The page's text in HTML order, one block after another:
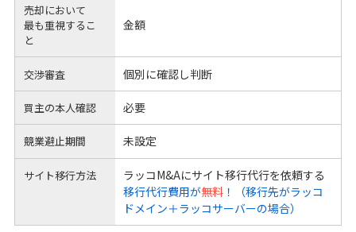
売却において
最も重視するこ
と
金額
交渉審査 個別に確認し判断
買主の本人確認 必要
競業避止期間 未設定
サイト移行方法
ラッコM&Aにサイト移行代行を依頼する
移行代行費用が無料！（移行先がラッコ
ドメイン＋ラッコサーバーの場合）